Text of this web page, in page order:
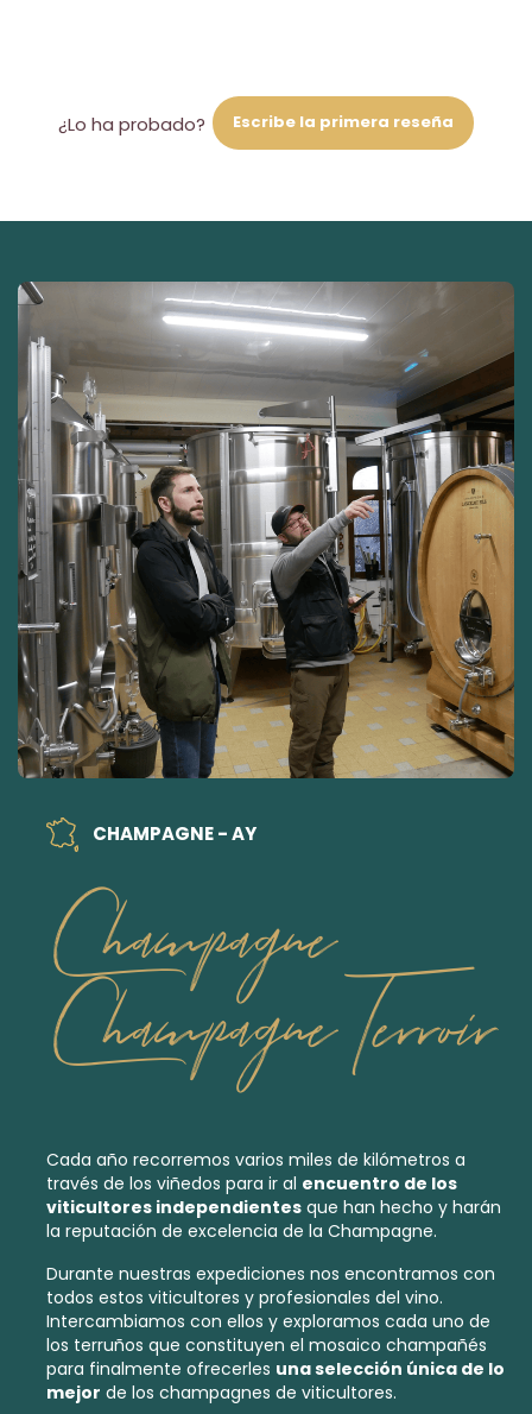
¿Lo ha probado? Escribe la primera reseña
CHAMPAGNE - AY
Champagne
Champagne Terroir
Cada año recorremos varios miles de kilómetros a
través de los viñedos para ir al encuentro de los
viticultores independientes que han hecho y harán
la reputación de excelencia de la Champagne.
Durante nuestras expediciones nos encontramos con
todos estos viticultores y profesionales del vino.
Intercambiamos con ellos y exploramos cada uno de
los terruños que constituyen el mosaico champañés
para finalmente ofrecerles una selección única de lo
mejor de los champagnes de viticultores.